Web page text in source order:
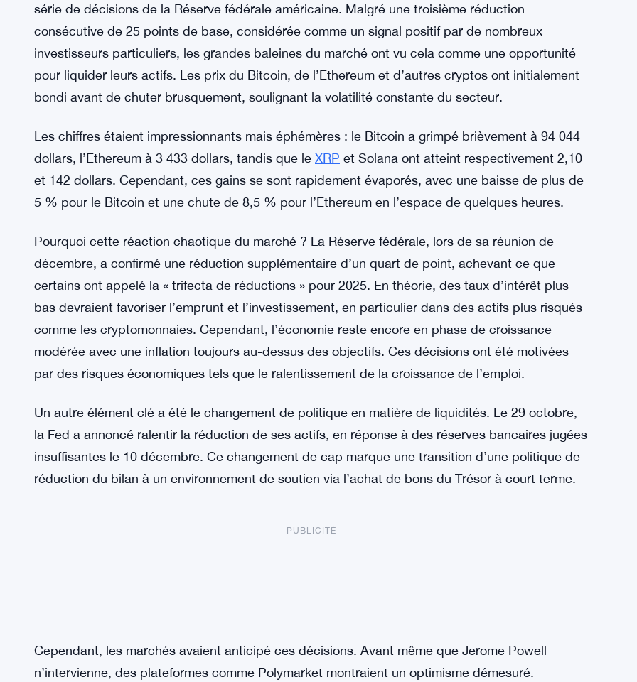
série de décisions de la Réserve fédérale américaine. Malgré une troisième réduction
consécutive de 25 points de base, considérée comme un signal positif par de nombreux
investisseurs particuliers, les grandes baleines du marché ont vu cela comme une opportunité
pour liquider leurs actifs. Les prix du Bitcoin, de l’Ethereum et d’autres cryptos ont initialement
bondi avant de chuter brusquement, soulignant la volatilité constante du secteur.
Les chiffres étaient impressionnants mais éphémères : le Bitcoin a grimpé brièvement à 94 044
dollars, l’Ethereum à 3 433 dollars, tandis que le XRP et Solana ont atteint respectivement 2,10
et 142 dollars. Cependant, ces gains se sont rapidement évaporés, avec une baisse de plus de
5 % pour le Bitcoin et une chute de 8,5 % pour l’Ethereum en l’espace de quelques heures.
Pourquoi cette réaction chaotique du marché ? La Réserve fédérale, lors de sa réunion de
décembre, a confirmé une réduction supplémentaire d’un quart de point, achevant ce que
certains ont appelé la « trifecta de réductions » pour 2025. En théorie, des taux d’intérêt plus
bas devraient favoriser l’emprunt et l’investissement, en particulier dans des actifs plus risqués
comme les cryptomonnaies. Cependant, l’économie reste encore en phase de croissance
modérée avec une inflation toujours au-dessus des objectifs. Ces décisions ont été motivées
par des risques économiques tels que le ralentissement de la croissance de l’emploi.
Un autre élément clé a été le changement de politique en matière de liquidités. Le 29 octobre,
la Fed a annoncé ralentir la réduction de ses actifs, en réponse à des réserves bancaires jugées
insuffisantes le 10 décembre. Ce changement de cap marque une transition d’une politique de
réduction du bilan à un environnement de soutien via l’achat de bons du Trésor à court terme.
PUBLICITÉ